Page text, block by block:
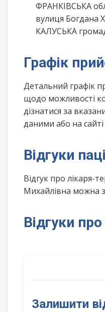
ФРАНКІВСЬКА
вулиця Богдана
КАЛУСЬКА
Графік
Детальний графік
щодо можливості
дізнатися за
даними або на
Відгуки
Відгук про лікаря-
Михайлівна можна
Відгуки про
Залишити